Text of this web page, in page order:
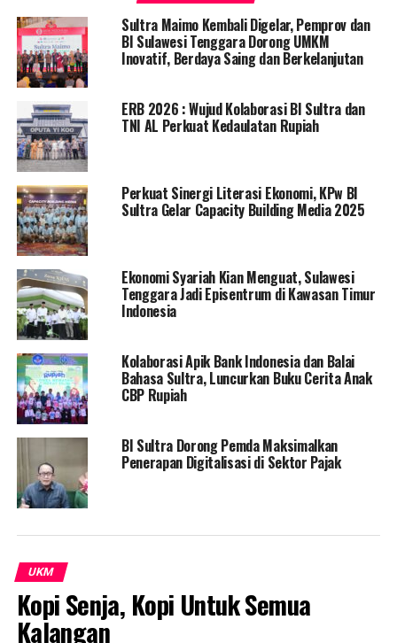
berprestasi melalui program ketahanan pangan pada
komoditas telur ayam ras.
“TPID se-sultra mengunjungi klaster telur ayam di
Kabupaten Blitar untuk memahami best practice proses
bisnis klaster telur ayam dari hulu hingga hilir yang
potensial untuk diadopsi di Sulawesi Tenggara,” kata
Kepala Kantor Perwakilan BI Sultra, Doni Septadijaya,
Selanjutnya, sebagai tindak lanjut studi banding
tersebut, TPID se-Sultra akan menggelar diskusi
terbuka dengan beberapa OPD anggota TPID terkait
optimalisasi penggunaan alokasi anggaran oleh
pemerintah pusat untuk pengendalian inflasi daerah,
serta diskusi terbuka terkait isu pemenuhan stok
komoditas beras dan bawang merah menjelang akhir
tahun.
Diketahui, Inflasi Sulawesi Tenggara per 1 Oktober 2022
mencapai 6,23 persen (ytd).
Inflasi banyak didorong oleh kenaikan harga komoditas
dari komponen atau harga yang diatur pemerintah,
seperti bensin dan angkutan udara.
tahunan tahun 2022, yakni sebesar 3 persen + (-1)
Sementara itu, komponen volatile food saat ini juga
Sultra Maimo Kembali Digelar, Pemprov dan
BI Sulawesi Tenggara Dorong UMKM
Inovatif, Berdaya Saing dan Berkelanjutan
ERB 2026 : Wujud Kolaborasi BI Sultra dan
TNI AL Perkuat Kedaulatan Rupiah
Perkuat Sinergi Literasi Ekonomi, KPw BI
Sultra Gelar Capacity Building Media 2025
Ekonomi Syariah Kian Menguat, Sulawesi
Tenggara Jadi Episentrum di Kawasan Timur
Indonesia
Kolaborasi Apik Bank Indonesia dan Balai
Bahasa Sultra, Luncurkan Buku Cerita Anak
CBP Rupiah
BI Sultra Dorong Pemda Maksimalkan
Penerapan Digitalisasi di Sektor Pajak
UKM
Kopi Senja, Kopi Untuk Semua
Kalangan